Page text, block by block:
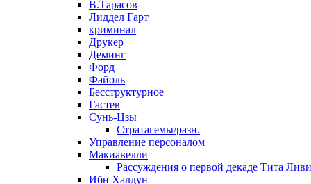
В.Тарасов
Лиддел Гарт
криминал
Друкер
Деминг
Форд
Файоль
Бесструктурное
Гастев
Сунь-Цзы
Стратагемы/разн.
Управление персоналом
Макиавелли
Рассуждения о первой декаде Тита
Ибн Халдун